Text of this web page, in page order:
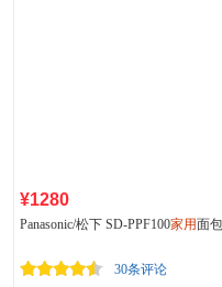
¥1280
Panasonic/松下 SD-PPF100家用面
30条评论